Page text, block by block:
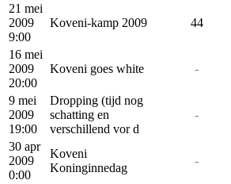
21 mei
2009
9:00
Koveni-kamp 2009 44
16 mei
2009
20:00
Koveni goes white -
9 mei
2009
19:00
Dropping (tijd nog
schatting en
verschillend vor d
-
30 apr
2009
0:00
Koveni
Koninginnedag
-